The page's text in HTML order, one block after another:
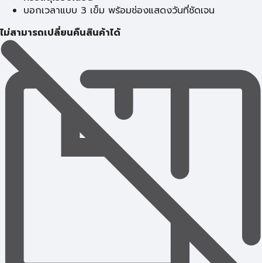
บอกเวลาแบบ 3 เข็ม พร้อมช่องแสดงวันที่ชัดเจน
ไม่สามารถเปลี่ยนคืนสินค้าได้